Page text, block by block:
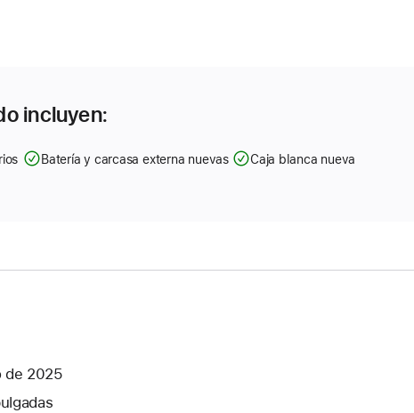
incluyen:
Batería y carcasa externa nuevas Caja blanca nueva
de 2025